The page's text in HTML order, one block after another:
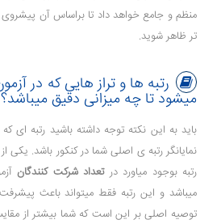
منظم و جامع خواهد داد تا براساس آن
تر ظاهر شوید.
رتبه ها و تراز هایی که در
میشود تا چه میزانی دقیق میباشد؟
باید به این نکته توجه داشته باشید رتبه ای
نمایانگر رتبه ی اصلی شما در کنکور باشد. یکی
رتبه بوجود میاورد درتعداد شرکت کنندگان
میباشد و این رتبه فقط میتواند باعث
توصیه اصلی بر این است که شما بیشتر از